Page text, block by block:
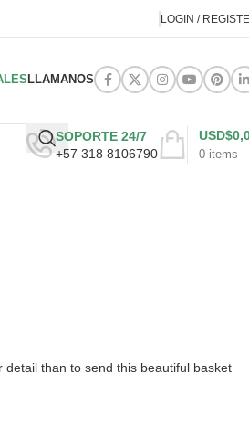
LOGIN /
LLAMANOS
SOPORTE 24/7
+57 318 8106790
0 items
USD$
than to send this beautiful basket